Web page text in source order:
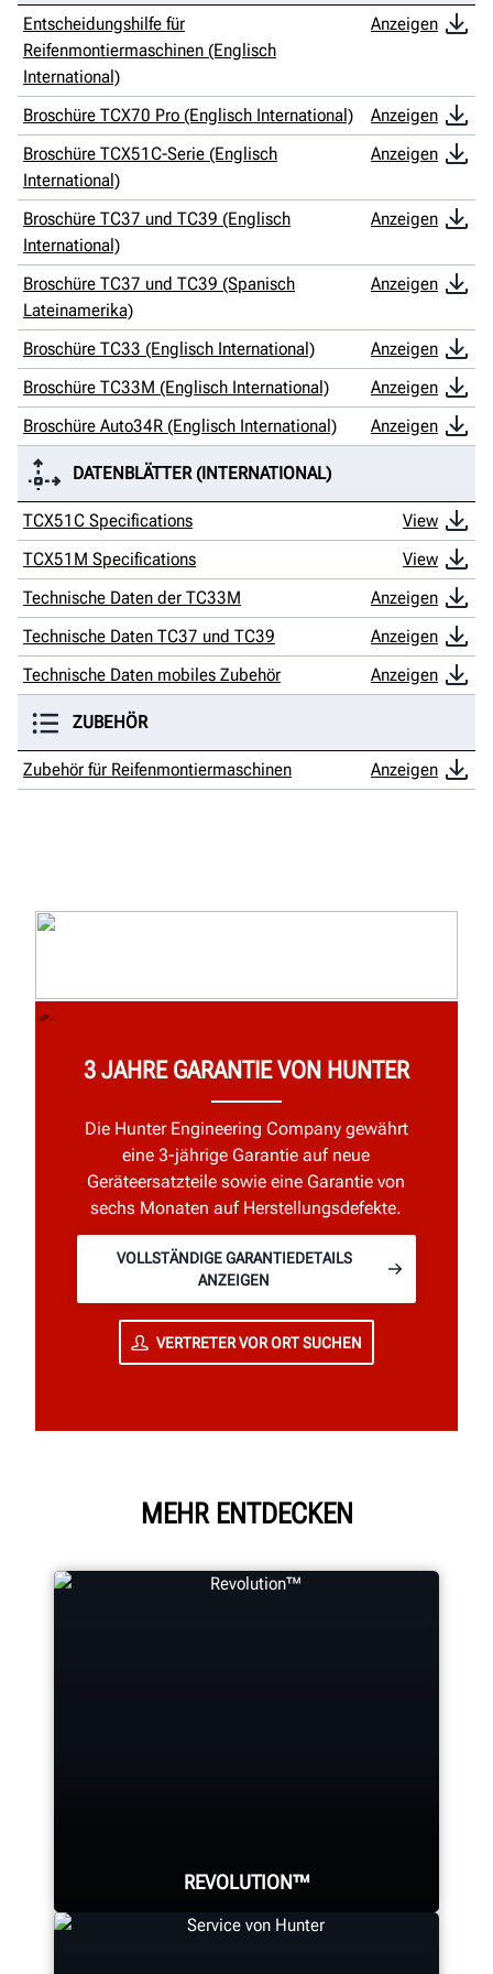
Entscheidungshilfe für
Reifenmontiermaschinen (Englisch
International)
Anzeigen
Broschüre TCX70 Pro (Englisch International)
Anzeigen
Broschüre TCX51C-Serie (Englisch
International)
Anzeigen
Broschüre TC37 und TC39 (Englisch
International)
Anzeigen
Broschüre TC37 und TC39 (Spanisch
Lateinamerika)
Anzeigen
Broschüre TC33 (Englisch International)
Anzeigen
Broschüre TC33M (Englisch International)
Anzeigen
Broschüre Auto34R (Englisch International)
Anzeigen
DATENBLÄTTER (INTERNATIONAL)
TCX51C Specifications
View
TCX51M Specifications
View
Technische Daten der TC33M
Anzeigen
Technische Daten TC37 und TC39
Anzeigen
Technische Daten mobiles Zubehör
Anzeigen
ZUBEHÖR
Zubehör für Reifenmontiermaschinen Anzeigen
3 JAHRE GARANTIE VON HUNTER
Die Hunter Engineering Company gewährt
eine 3-jährige Garantie auf neue
Geräteersatzteile sowie eine Garantie von
sechs Monaten auf Herstellungsdefekte.
VOLLSTÄNDIGE GARANTIEDETAILS
ANZEIGEN
VERTRETER VOR ORT SUCHEN
MEHR ENTDECKEN
REVOLUTION™